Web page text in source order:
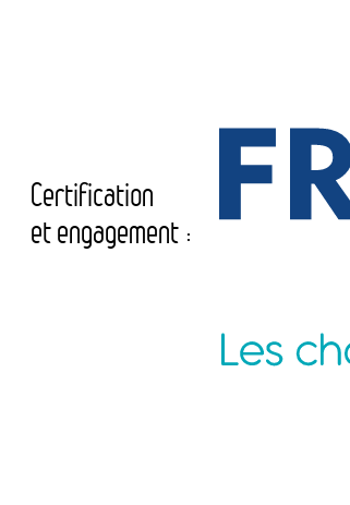
Certification
et engagement :